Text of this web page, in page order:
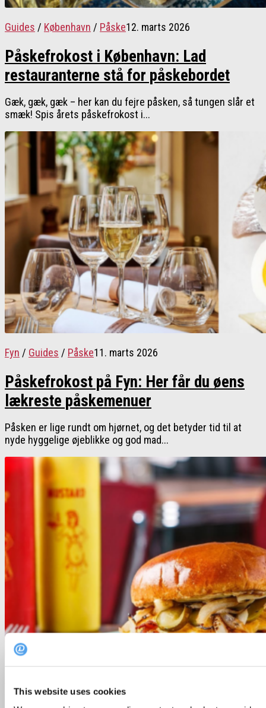
This website uses cookies
Guides / København / Påske12. marts 2026
Påskefrokost i København: Lad
restauranterne stå for påskebordet
Gæk, gæk, gæk – her kan du fejre påsken, så tungen slår et
smæk! Spis årets påskefrokost i...
Fyn / Guides / Påske11. marts 2026
Påskefrokost på Fyn: Her får du øens
lækreste påskemenuer
Påsken er lige rundt om hjørnet, og det betyder tid til at
nyde hyggelige øjeblikke og god mad...